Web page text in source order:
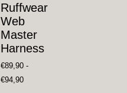
Ruffwear
Web
Master
Harness
€89,90 -
€94,90